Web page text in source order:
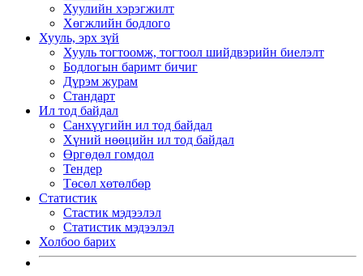
Хуулийн хэрэгжилт
Хөгжлийн бодлого
Хууль, эрх зүй
Хууль тогтоомж, тогтоол шийдвэрийн биелэлт
Бодлогын баримт бичиг
Дүрэм журам
Стандарт
Ил тод байдал
Санхүүгийн ил тод байдал
Хүний нөөцийн ил тод байдал
Өргөдөл гомдол
Тендер
Төсөл хөтөлбөр
Статистик
Стастик мэдээлэл
Статистик мэдээлэл
Холбоо барих